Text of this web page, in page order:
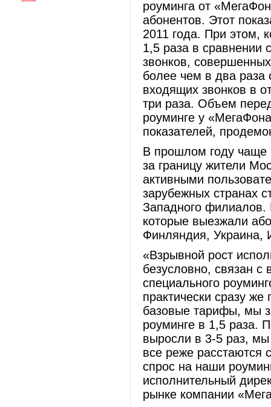
роуминга от
абонентов. Этот
2011 года. При этом,
1,5 раза в сравнении
звонков,
более чем в два раза
входящих звонков в
три раза. Объем
роуминге у
показателей,
В прошлом году чаще
за границу жители
активными
зарубежных странах
Западного филиалов.
которые выезжали
Финляндия,
«Взрывной рост
безусловно, связан
специального
практически сразу
базовые тарифы, мы
роуминге в 1,5 раза.
выросли в 3-5 раз, мы
все реже
спрос на наши
исполнительный
рынке компании